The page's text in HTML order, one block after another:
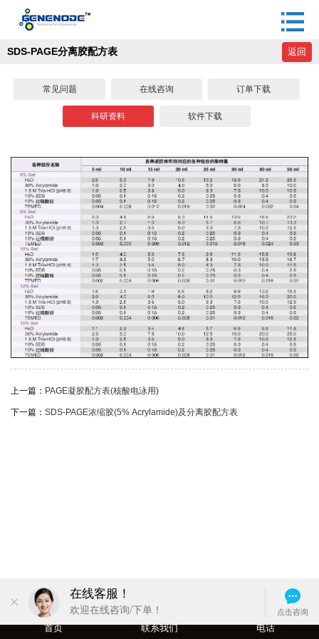
SDS-PAGE分离胶配方表 返回
常见问题 在线咨询 订单下载
科研资料 软件下载
上一篇： PAGE凝胶配方表(核酸电泳用)
下一篇： SDS-PAGE浓缩胶(5% Acrylamide)及分离胶配方表
首页 联系我们 电话